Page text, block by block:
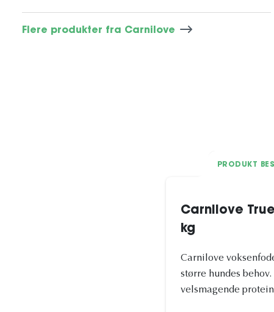
Flere produkter fra Carnilove
PRODUKT
Carnilove
kg
Carnilove
større hundes
velsmagende